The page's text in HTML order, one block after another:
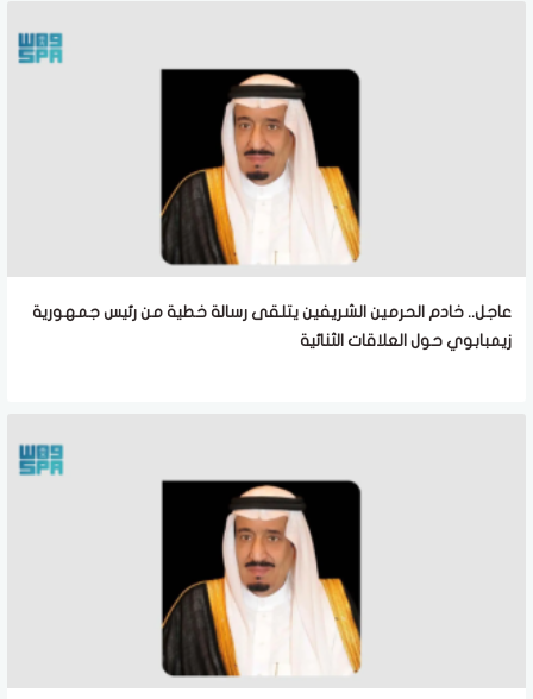
عاجل.. خادم الحرمين الشريفين يتلقى رسالة خطية من رئيس جمهورية
زيمبابوي حول العلاقات الثنائية